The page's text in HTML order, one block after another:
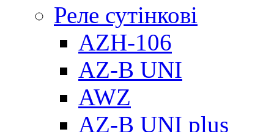
Реле сутінкові
AZH-106
AZ-B UNI
AWZ
AZ-B UNI plus